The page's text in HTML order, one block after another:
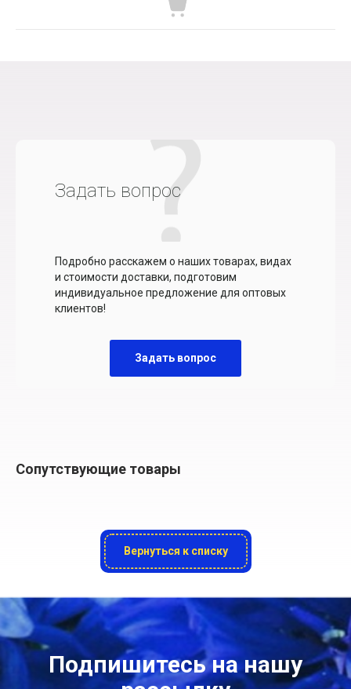
Задать вопрос
Подробно расскажем о наших товарах, видах
и стоимости доставки, подготовим
индивидуальное предложение для оптовых
клиентов!
Задать вопрос
Сопутствующие товары
Вернуться к списку
Подпишитесь на нашу